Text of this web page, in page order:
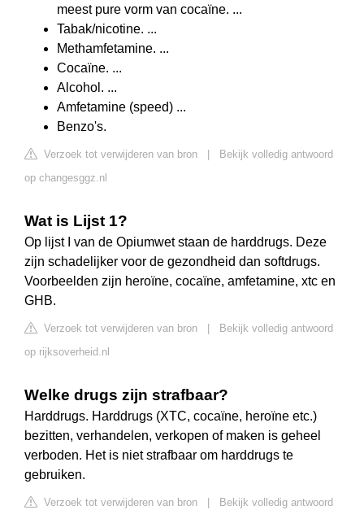
meest pure vorm van cocaïne. ...
Tabak/nicotine. ...
Methamfetamine. ...
Cocaïne. ...
Alcohol. ...
Amfetamine (speed) ...
Benzo's.
Verzoek tot verwijderen van bron
Bekijk volledig antwoord
op changesggz.nl
Wat is Lijst 1?
Op lijst I van de Opiumwet staan de harddrugs. Deze
zijn schadelijker voor de gezondheid dan softdrugs.
Voorbeelden zijn heroïne, cocaïne, amfetamine, xtc en
GHB.
Verzoek tot verwijderen van bron
Bekijk volledig antwoord
op rijksoverheid.nl
Welke drugs zijn strafbaar?
Harddrugs. Harddrugs (XTC, cocaïne, heroïne etc.)
bezitten, verhandelen, verkopen of maken is geheel
verboden. Het is niet strafbaar om harddrugs te
gebruiken.
Verzoek tot verwijderen van bron
Bekijk volledig antwoord